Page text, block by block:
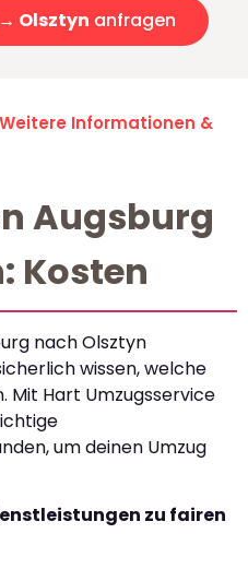
Olsztyn anfragen
Informationen &
Augsburg
Kosten
nach Olsztyn
wissen, welche
Mit Hart Umzugsservice
um deinen Umzug
zu fairen